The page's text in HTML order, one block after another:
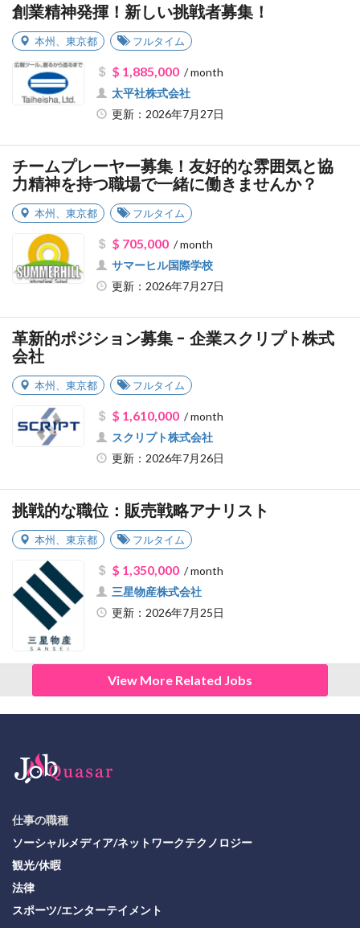
創業精神発揮！新しい挑戦者募集！
本州 東京都 フルタイム
$ 1,885,000/ month
太平社株式会社
更新：2026年7月27日
チームプレーヤー募集！友好的な雰囲気と協
力精神を持つ職場で一緒に働きませんか？
本州 東京都 フルタイム
$ 705,000/ month
サマーヒル国際学校
更新：2026年7月27日
革新的ポジション募集 - 企業スクリプト株式
会社
本州 東京都 フルタイム
$ 1,610,000/ month
スクリプト株式会社
更新：2026年7月26日
挑戦的な職位：販売戦略アナリスト
本州 東京都 フルタイム
$ 1,350,000/ month
三星物産株式会社
更新：2026年7月25日
View More Related Jobs
仕事の職種
ソーシャルメディア/ネットワークテクノロジー
観光/休暇
法律
スポーツ/エンターテイメント